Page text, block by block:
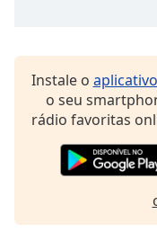
dialog
window.
Escape
window.
Instale o aplicativo
o seu
rádio favoritas